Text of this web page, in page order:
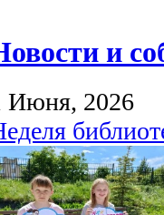
и
Июня, 2026